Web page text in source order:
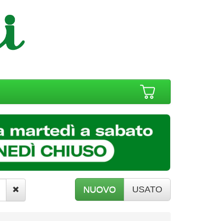
NUOVO USATO